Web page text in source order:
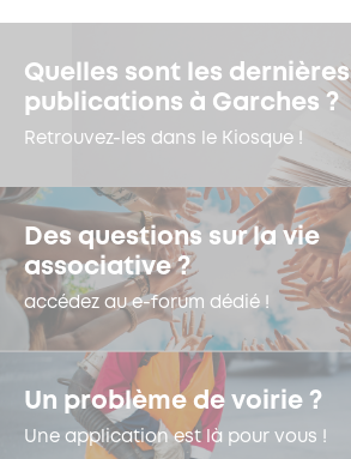
Quelles sont les dernières
publications à Garches ?
Retrouvez-les dans le Kiosque !
Des questions sur la vie
associative ?
accédez au e-forum dédié !
Un problème de voirie ?
Une application est là pour vous !